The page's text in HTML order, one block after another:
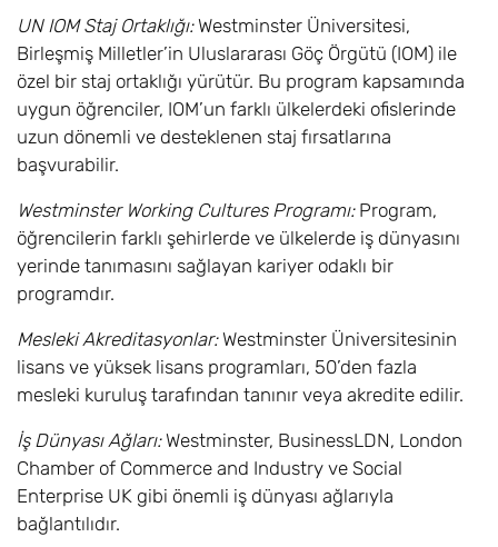
(Girişimcilik) /
Business
Management
(Entrepreneurship)
BA
Eylül
(İnsan Kaynakları
Yönetimi) /
Business
Management
(Human Resource
Management) BA
İşletme Yönetimi (
Pazarlama) /
Business
Management
(Marketing) BA
6,8 £17.600
Bilişsel ve Klinik
UN IOM Staj Ortaklığı:Westminster Üniversitesi,
Birleşmiş Milletler’in Uluslararası Göç Örgütü (IOM) ile
özel bir staj ortaklığı yürütür. Bu program kapsamında
uygun öğrenciler, IOM’un farklı ülkelerdeki ofislerinde
uzun dönemli ve desteklenen staj fırsatlarına
başvurabilir.
Westminster Working Cultures Programı:Program,
öğrencilerin farklı şehirlerde ve ülkelerde iş dünyasını
yerinde tanımasını sağlayan kariyer odaklı bir
programdır.
Mesleki Akreditasyonlar:Westminster Üniversitesinin
lisans ve yüksek lisans programları, 50’den fazla
mesleki kuruluş tarafından tanınır veya akredite edilir.
İş Dünyası Ağları:Westminster, BusinessLDN, London
Chamber of Commerce and Industry ve Social
Enterprise UK gibi önemli iş dünyası ağlarıyla
bağlantılıdır.